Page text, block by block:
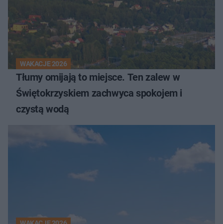
WAKACJE 2026
Tłumy omijają to miejsce. Ten zalew w
Świętokrzyskiem zachwyca spokojem i
czystą wodą